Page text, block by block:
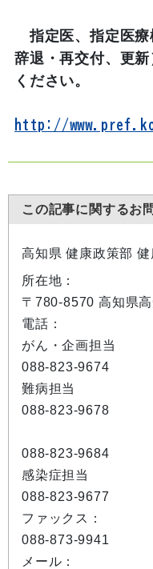
指定医、指定医療
辞退・再交付、更
ください。
http://
この記事に関するお
高知県 健康政策部 健
所在地：
〒780-8570 高知県
電話：
がん・企画担当
088-823-9674
難病担当
088-823-9678
088-823-9684
感染症担当
088-823-9677
ファックス：
088-873-9941
メール：